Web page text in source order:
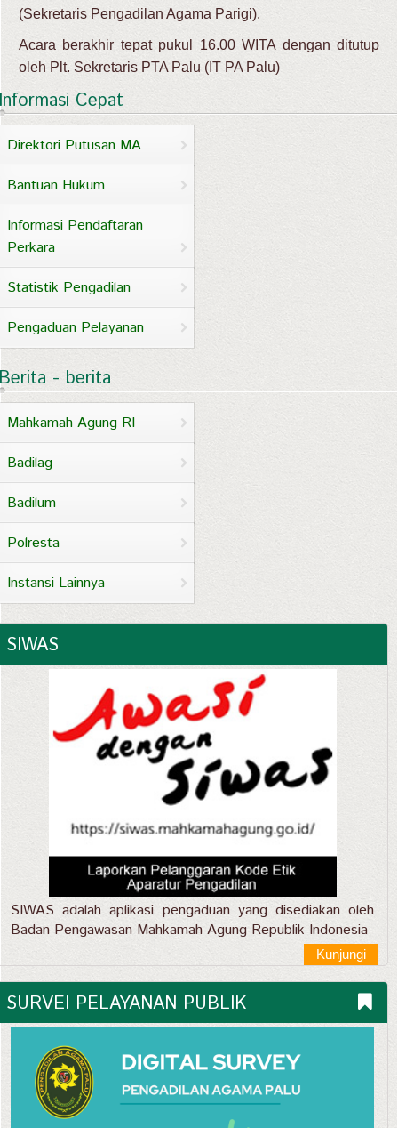
(Sekretaris Pengadilan Agama Parigi).
Acara berakhir tepat pukul 16.00 WITA dengan ditutup
oleh Plt. Sekretaris PTA Palu (IT PA Palu)
Cepat
Direktori Putusan MA
Bantuan Hukum
Informasi Pendaftaran
Perkara
Statistik Pengadilan
Pengaduan Pelayanan
- berita
Mahkamah Agung RI
Badilag
Badilum
Polresta
Instansi Lainnya
SIWAS
SIWAS adalah aplikasi pengaduan yang disediakan oleh
Badan Pengawasan Mahkamah Agung Republik Indonesia
Kunjungi
SURVEI PELAYANAN PUBLIK